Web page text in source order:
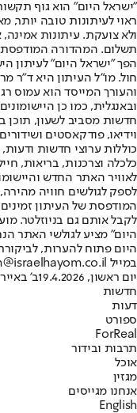
"ישראל היום" הוא גוף
ראוי לעיתונות טובה יותר,
ולא צועקת. עיתונות אמינה,
הפך "ישראל היום" לעיתון
חול. מו"ל העיתון היא ד"ר
והעורך המייסד הוא עמוס
חדשות מסביב לשעון, תוכן
וידיאו, פודקאסטים
כוללות ערוצי חדשות ודעות,
לאוויר האתר החדש
לספק לגולשים חוויה
המודפסת של העיתון
לקבל אותם גם בניוזלטר.
היום" מציע לגולשי האתר
היום פתוח להערות,
במייל hayom@israelhayom.co.il.
יום ראשון, 19.4.2026
ב'
חדשות
דעות
ספורט
ForReal
תרבות ובידור
אוכל
מגזין
אנחנו מגייסים
English